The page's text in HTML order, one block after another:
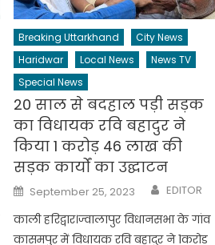
Breaking Uttarkhand
City News
Haridwar
Local News
News TV
Special News
20 साल से बदहाल पड़ी सड़क
का विधायक रवि बहादुर ने
किया 1 करोड़ 46 लाख की
सड़क कार्यों का उद्घाटन
Posted
on
September 25, 2023 Author
EDITOR
काली हरिद्वार।ज्वालापुर विधानसभा के गांव
कासमपुर में विधायक रवि बहादुर ने 1करोड़